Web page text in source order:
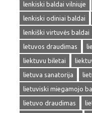
lenkiski baldai vilniuje
lenkiski odiniai baldai
lenkiški virtuvės baldai
letuvos draudimas
liektuvu biletai
lietuva sanatorija
lietuviski miegamojo
lietuvo draudimas